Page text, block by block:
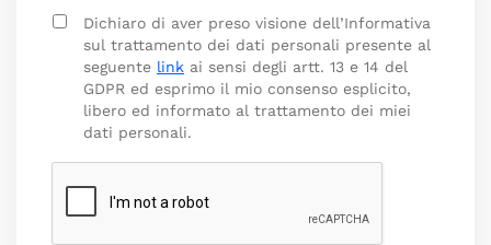
Dichiaro di aver preso visione dell’Informativa
sul trattamento dei dati personali presente al
seguente link ai sensi degli artt. 13 e 14 del
GDPR ed esprimo il mio consenso esplicito,
libero ed informato al trattamento dei miei
dati personali.